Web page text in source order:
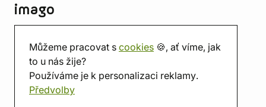
Můžeme pracovat s cookies 🍪, ať víme, jak
to u nás žije?
Používáme je k personalizaci reklamy.
Předvolby
imago
Prodejna
Herna
O nás
Hodnocení obchodu